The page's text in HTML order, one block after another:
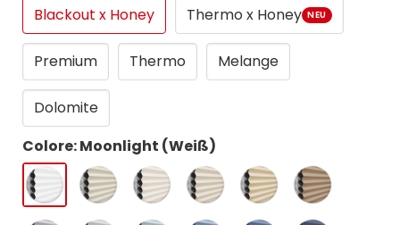
Blackout x Honey
Thermo x Honey NEU
Premium Thermo Melange
Dolomite
Colore: Moonlight (Weiß)